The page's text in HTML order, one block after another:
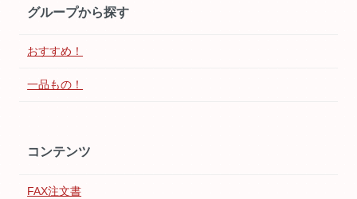
グループから探す
おすすめ！
一品もの！
コンテンツ
FAX注文書